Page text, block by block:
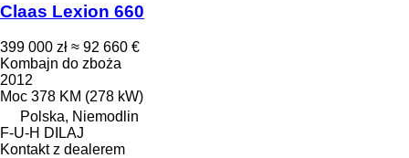
Claas Lexion 660
399 000 zł ≈ 92 660 €
Kombajn do zboża
2012
Moc 378 KM (278 kW)
Polska, Niemodlin
F-U-H DILAJ
Kontakt z dealerem